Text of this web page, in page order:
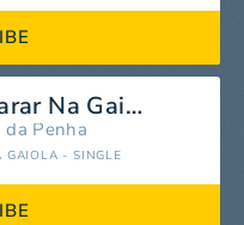
Hoje Eu Vou Parar Na Gaiola
da Penha
GAIOLA - SINGLE